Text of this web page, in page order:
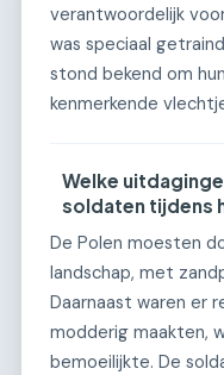
verantwoordelijk
was speciaal
stond bekend om
kenmerkende
Welke
soldaten tijdens
De Polen moesten
landschap, met
Daarnaast waren er
modderig maakten,
bemoeilijkte. De